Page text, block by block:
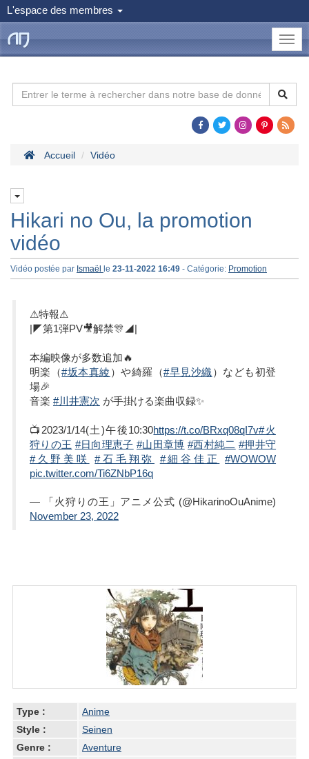
L'espace des membres
le
Dojo
Accueil Vidéo
Hikari no Ou, la promotion
vidéo
Vidéo postée par Ismaël le 23-11-2022 16:49 - Catégorie: Promotion
⚠特報⚠
|◤第1弾PV🎥解禁🎊◢|
本編映像が多数追加🔥
明楽（#坂本真綾 ）や綺羅（#早見沙織）なども初登
場🎉
音楽 #川井憲次 が手掛ける楽曲収録✨
📺2023/1/14(土)午後10:30https://t.co/BRxq08qI7v#火
狩りの王 #日向理恵子 #山田章博 #西村純二 #押井守
#久野美咲
#石毛翔弥 #細谷佳正
#WOWOW
pic.twitter.com/Ti6ZNbP16q
— 「火狩りの王」アニメ公式 (@HikarinoOuAnime)
November 23, 2022
Type :
Anime
Style :
Seinen
Genre :
Aventure